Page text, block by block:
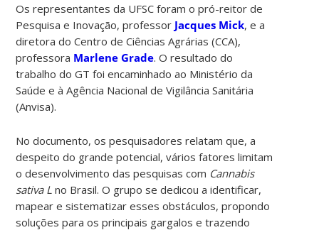
Os representantes da UFSC foram o pró-reitor de
Pesquisa e Inovação, professor Jacques Mick, e a
diretora do Centro de Ciências Agrárias (CCA),
professora Marlene Grade. O resultado do
trabalho do GT foi encaminhado ao Ministério da
Saúde e à Agência Nacional de Vigilância Sanitária
(Anvisa).
No documento, os pesquisadores relatam que, a
despeito do grande potencial, vários fatores limitam
o desenvolvimento das pesquisas com Cannabis
sativa L no Brasil. O grupo se dedicou a identificar,
mapear e sistematizar esses obstáculos, propondo
soluções para os principais gargalos e trazendo